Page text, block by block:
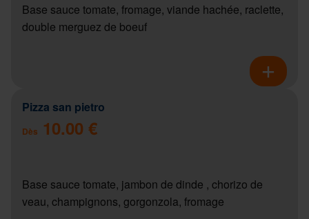
Base sauce tomate, fromage, viande hachée, raclette,
double merguez de boeuf
Pizza san pietro
Dès 10.00 €
Base sauce tomate, jambon de dinde , chorizo de
veau, champignons, gorgonzola, fromage